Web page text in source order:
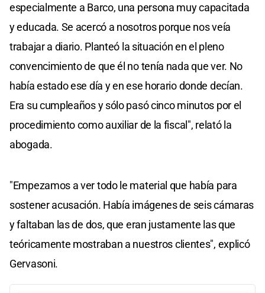
especialmente a Barco, una persona muy capacitada
y educada. Se acercó a nosotros porque nos veía
trabajar a diario. Planteó la situación en el pleno
convencimiento de que él no tenía nada que ver. No
había estado ese día y en ese horario donde decían.
Era su cumpleaños y sólo pasó cinco minutos por el
procedimiento como auxiliar de la fiscal", relató la
abogada.
"Empezamos a ver todo le material que había para
sostener acusación. Había imágenes de seis cámaras
y faltaban las de dos, que eran justamente las que
teóricamente mostraban a nuestros clientes", explicó
Gervasoni.